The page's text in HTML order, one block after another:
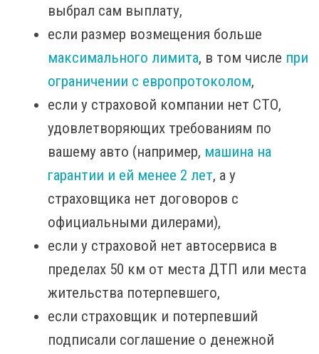
выбрал сам выплату,
если размер возмещения больше
максимального лимита, в том числе при
ограничении с европротоколом,
если у страховой компании нет СТО,
удовлетворяющих требованиям по
вашему авто (например, машина на
гарантии и ей менее 2 лет, а у
страховщика нет договоров с
официальными дилерами),
если у страховой нет автосервиса в
пределах 50 км от места ДТП или места
жительства потерпевшего,
если страховщик и потерпевший
подписали соглашение о денежной